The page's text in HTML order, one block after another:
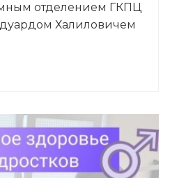
отделением ГКПЦ
Халиловичем